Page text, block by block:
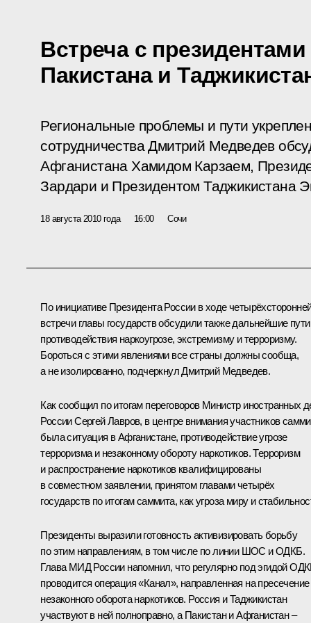
Встреча с
Пакистана и
Региональные проблемы и пути
сотрудничества Дмитрий Медведев
Афганистана Хамидом Карзаем,
Зардари и Президентом Таджикистана
18 августа 2010 года 16:00 Сочи
По инициативе Президента России в ходе
встречи главы государств обсудили также дальнейшие пути
противодействия наркоугрозе, экстремизму и терроризму.
Бороться с этими явлениями все страны должны сообща,
а не изолированно, подчеркнул Дмитрий Медведев.
Как сообщил по итогам переговоров Министр иностранных
РоссииСергей Лавров, в центре внимания участников
была ситуация в Афганистане, противодействие угрозе
терроризма и незаконному обороту наркотиков. Терроризм
и распространение наркотиков квалифицированы
в совместном заявлении, принятом главами четырёх
государств по итогам саммита, как угроза миру и
Президенты выразили готовность активизировать борьбу
по этим направлениям, в том числе по линии ШОС иОДКБ.
Глава МИД России напомнил, что регулярно под эгидой
проводится операция «Канал», направленная на пресечение
незаконного оборота наркотиков. Россия и Таджикистан
участвуют в ней полноправно, а Пакистан и Афганистан –